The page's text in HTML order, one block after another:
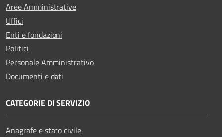
Aree Amministrative
Uffici
Enti e fondazioni
Politici
Personale Amministrativo
Documenti e dati
CATEGORIE DI SERVIZIO
Anagrafe e stato civile